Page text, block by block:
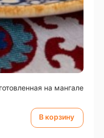
на мангале
В корзину